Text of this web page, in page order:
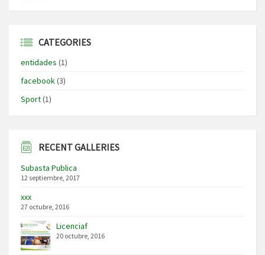
CATEGORIES
entidades (1)
facebook(3)
Sport(1)
RECENT GALLERIES
Subasta Publica
12 septiembre, 2017
xxx
27 octubre, 2016
Licenciaf
20 octubre, 2016